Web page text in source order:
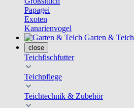
Papagei
Exoten
Kanarienvogel
Garten & Teich
close
Teichfischfutter
Teichpflege
Teichtechnik & Zubehör